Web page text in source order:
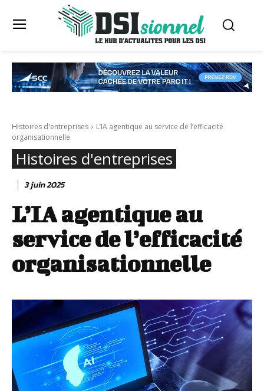
Histoires d'entreprises
L’IA agentique au service de l’efficacité
organisationnelle
Histoires d'entreprises
3 juin 2025
L’IA agentique au
service de l’efficacité
organisationnelle